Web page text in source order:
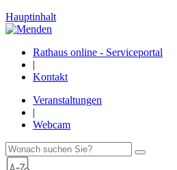
Hauptinhalt
Rathaus online - Serviceportal
|
Kontakt
Veranstaltungen
|
Webcam